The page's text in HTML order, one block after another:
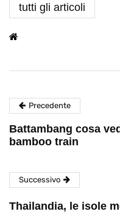
tutti gli articoli
Precedente
Battambang cosa
bamboo train
Successivo
Thailandia, le isole